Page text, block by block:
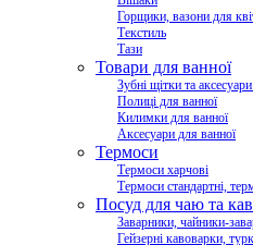
Горщики, вазони для
Текстиль
Тази
Товари для ванної
Зубні щітки та
Полиці для ванної
Килимки для ванної
Аксесуари для ванної
Термоси
Термоси харчові
Термоси стандартні,
Посуд для чаю та
Заварники, чайники-
Гейзерні кавоварки,